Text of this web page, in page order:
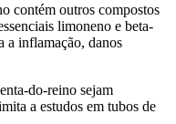
contém outros compostos
limoneno e beta-
a inflamação, danos
do-reino sejam
a estudos em tubos de